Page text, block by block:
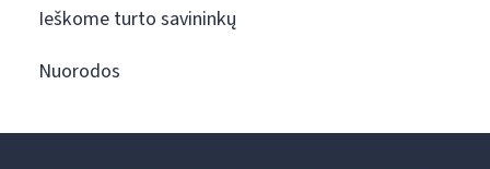
Ieškome turto savininkų
Nuorodos